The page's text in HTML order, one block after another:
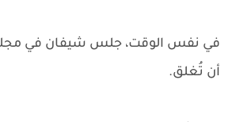
في نفس الوقت، جلس شيفان في
أن تُغلق.